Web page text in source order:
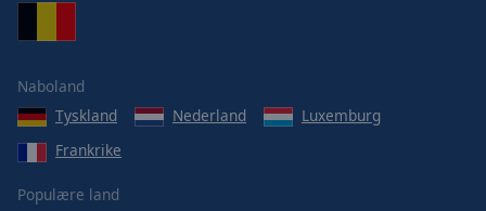
Naboland
Tyskland
Nederland
Luxemburg
Frankrike
Populære land